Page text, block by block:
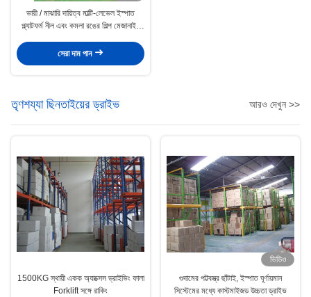
ভারী / মাঝারি দায়িত্ব মাল্টি-লেভেল ইস্পাত
প্ল্যাটফর্ম নীল এবং কমলা রঙের শিল্প মেজানাইন
সেরা দাম পান
তৃণশয্যা ছিনতাইয়ের ড্রাইভ আরও দেখুন >>
1500KG স্থায়ী একক অ্যাক্সেস ড্রাইভিং ফালা
Forklift সঙ্গে রাকিং
ভিডিও
গুদামের পট্টবস্ত্র ছাঁটাই, ইস্পাত ঘূর্ণায়মান
সিস্টেমের মধ্যে কাস্টমাইজড উচ্চতা ড্রাইভ